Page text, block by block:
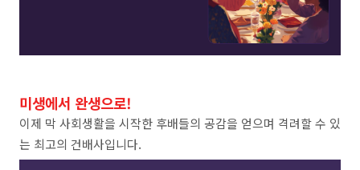
미생에서 완생으로!
​이제 막 사회생활을 시작한 후배들의 공감을 얻으며 격려할 수 있
는 최고의 건배사입니다.